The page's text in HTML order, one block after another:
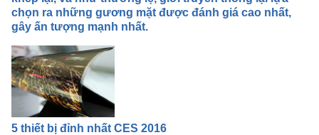
chọn ra những gương mặt được đánh giá cao nhất,
gây ấn tượng mạnh nhất.
5 thiết bị đỉnh nhất CES 2016